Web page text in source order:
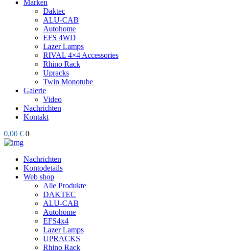
Marken
Daktec
ALU-CAB
Autohome
EFS 4WD
Lazer Lamps
RIVAL 4×4 Accessories
Rhino Rack
Upracks
Twin Monotube
Galerie
Video
Nachrichten
Kontakt
0,00 € 0
Nachrichten
Kontodetails
Web shop
Alle Produkte
DAKTEC
ALU-CAB
Autohome
EFS4x4
Lazer Lamps
UPRACKS
Rhino Rack